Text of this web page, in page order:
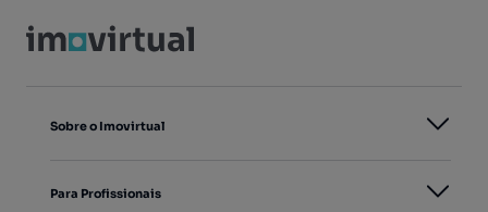
Sobre o Imovirtual
Para Profissionais